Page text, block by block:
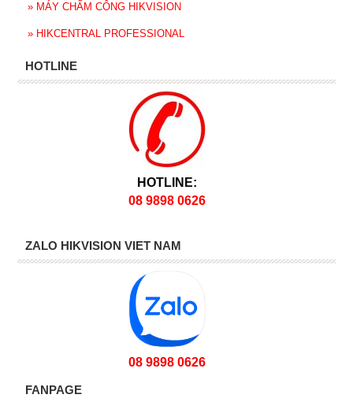
» MÁY CHẤM CÔNG HIKVISION
» HIKCENTRAL PROFESSIONAL
HOTLINE
HOTLINE:
08 9898 0626
ZALO HIKVISION VIET NAM
08 9898 0626
FANPAGE